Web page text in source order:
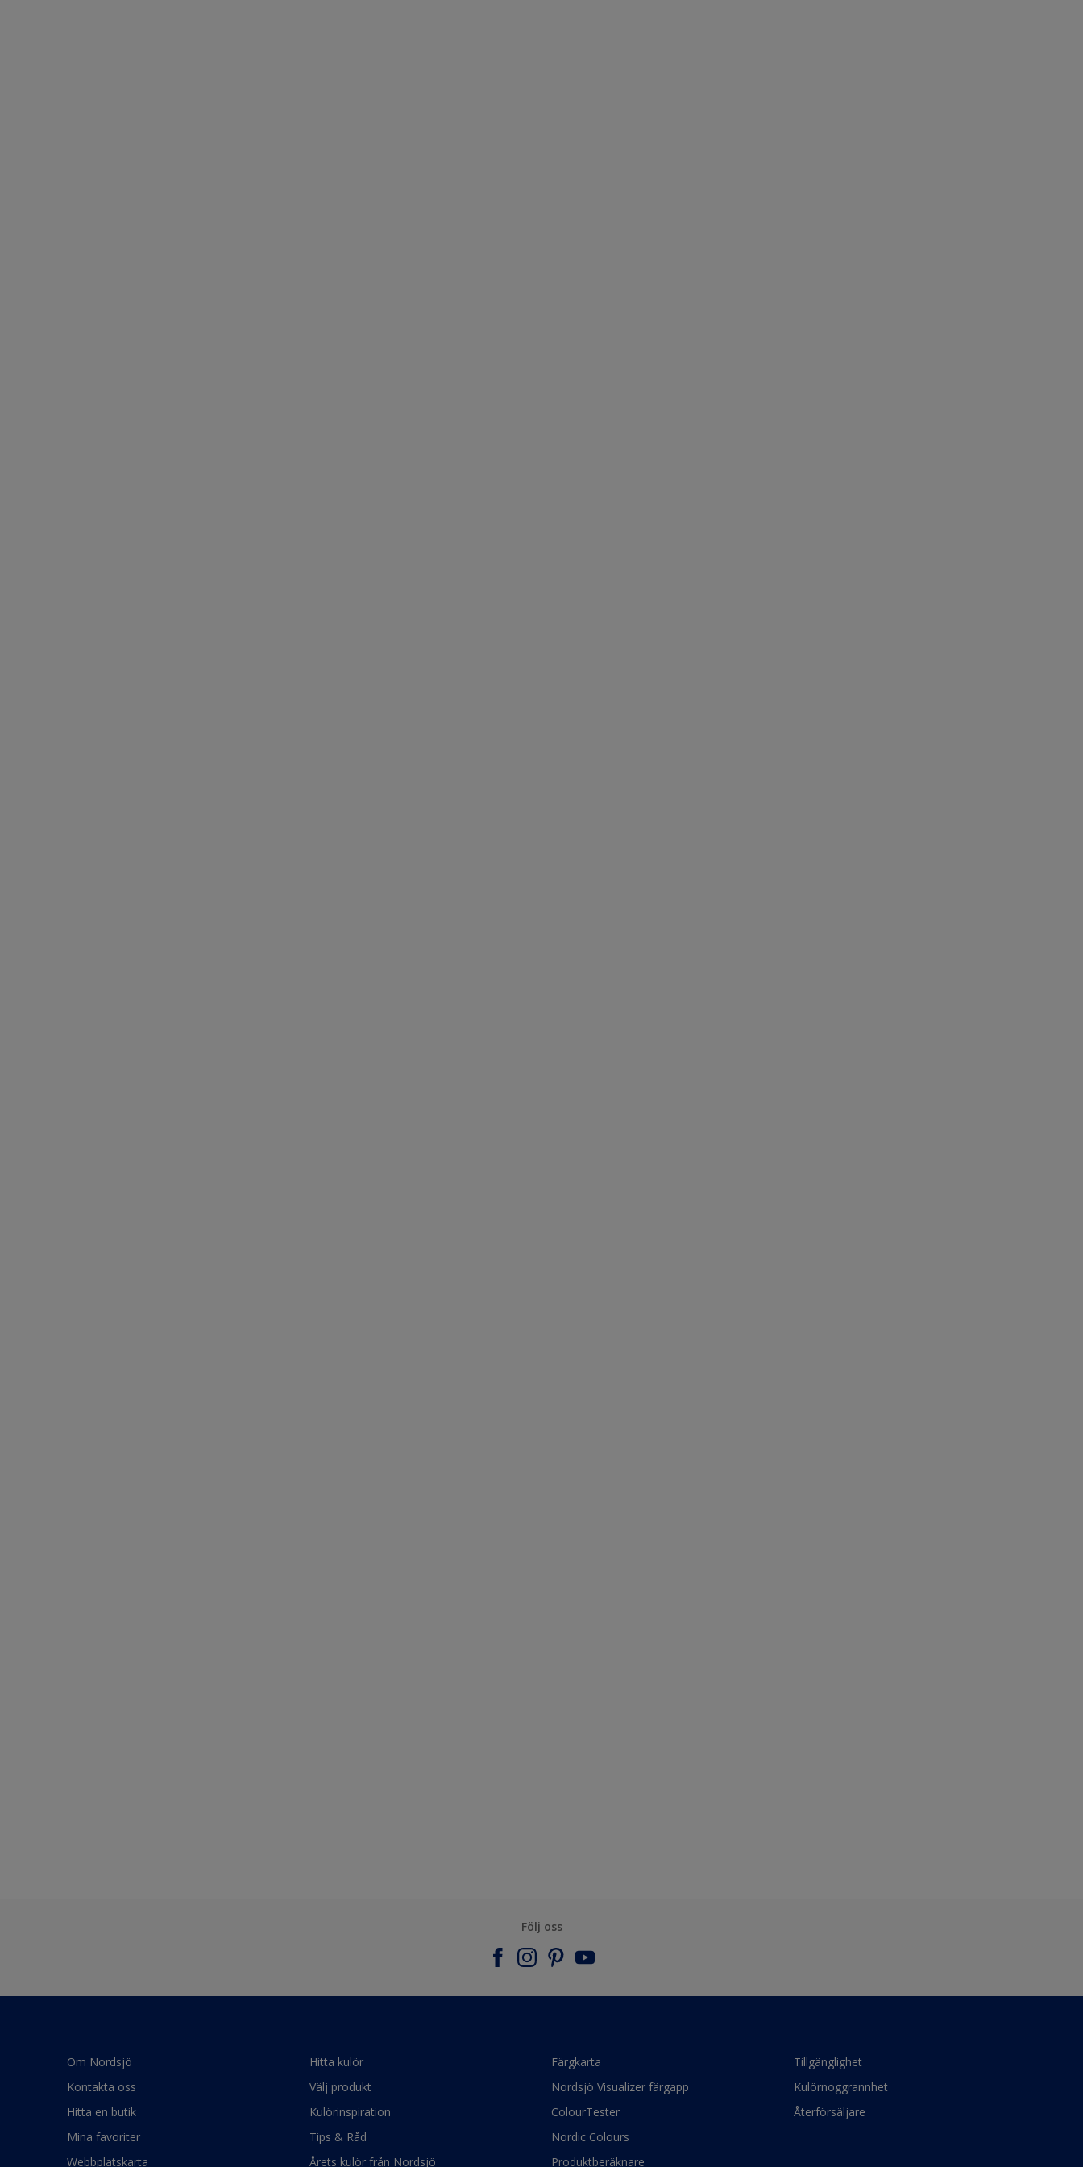
Följ oss
Om Nordsjö
Kontakta oss
Hitta en butik
Mina favoriter
Webbplatskarta
Hitta kulör
Välj produkt
Kulörinspiration
Tips & Råd
Årets kulör från Nordsjö
Färgkarta
Nordsjö Visualizer färgapp
ColourTester
Nordic Colours
Produktberäknare
Tillgänglighet
Kulörnoggrannhet
Återförsäljare